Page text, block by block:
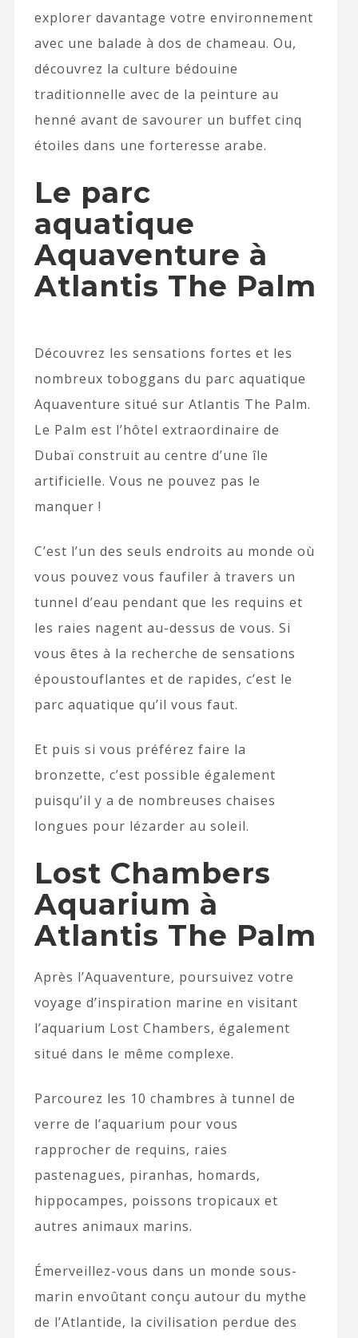
explorer davantage votre environnement
avec une balade à dos de chameau. Ou,
découvrez la culture bédouine
traditionnelle avec de la peinture au
henné avant de savourer un buffet cinq
étoiles dans une forteresse arabe.
Le parc
aquatique
Aquaventure à
Atlantis The Palm
Découvrez les sensations fortes et les
nombreux toboggans du parc aquatique
Aquaventure situé sur Atlantis The Palm.
Le Palm est l’hôtel extraordinaire de
Dubaï construit au centre d’une île
artificielle. Vous ne pouvez pas le
manquer !
C’est l’un des seuls endroits au monde où
vous pouvez vous faufiler à travers un
tunnel d’eau pendant que les requins et
les raies nagent au-dessus de vous. Si
vous êtes à la recherche de sensations
époustouflantes et de rapides, c’est le
parc aquatique qu’il vous faut.
Et puis si vous préférez faire la
bronzette, c’est possible également
puisqu’il y a de nombreuses chaises
longues pour lézarder au soleil.
Lost Chambers
Aquarium à
Atlantis The Palm
Après l’Aquaventure, poursuivez votre
voyage d’inspiration marine en visitant
l’aquarium Lost Chambers, également
situé dans le même complexe.
Parcourez les 10 chambres à tunnel de
verre de l’aquarium pour vous
rapprocher de requins, raies
pastenagues, piranhas, homards,
hippocampes, poissons tropicaux et
autres animaux marins.
Émerveillez-vous dans un monde sous-
marin envoûtant conçu autour du mythe
de l’Atlantide, la civilisation perdue des